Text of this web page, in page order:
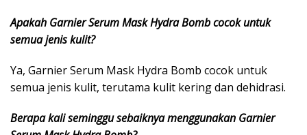
Apakah Garnier Serum Mask Hydra Bomb cocok untuk
semua jenis kulit?
Ya, Garnier Serum Mask Hydra Bomb cocok untuk
semua jenis kulit, terutama kulit kering dan dehidrasi.
Berapa kali seminggu sebaiknya menggunakan Garnier